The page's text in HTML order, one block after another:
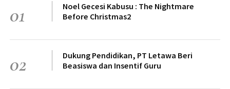
01
Noel Gecesi Kabusu : The Nightmare
Before Christmas2
02
Dukung Pendidikan, PT Letawa Beri
Beasiswa dan Insentif Guru